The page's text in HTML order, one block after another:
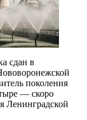
сдан в
поколения
— ​скоро
Ленинградской